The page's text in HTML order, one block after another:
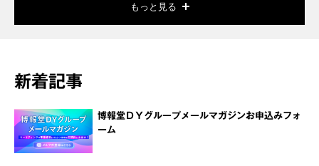
もっと見る
新着記事
博報堂ＤＹグループメールマガジンお申込みフォ
ーム